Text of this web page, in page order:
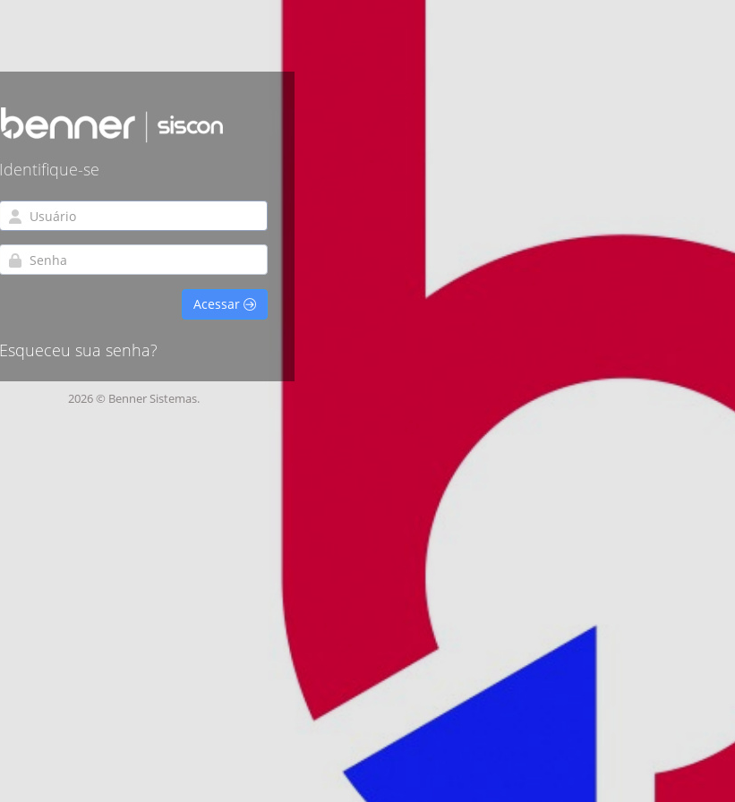
Identifique-se
Acessar
Esqueceu sua senha?
2026 © Benner Sistemas.